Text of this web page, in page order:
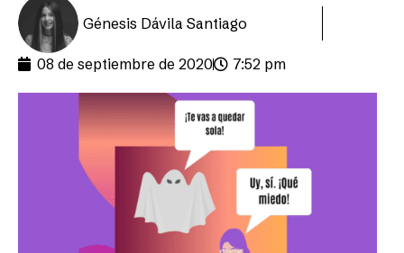
Génesis Dávila Santiago
08 de septiembre de 2020 7:52 pm